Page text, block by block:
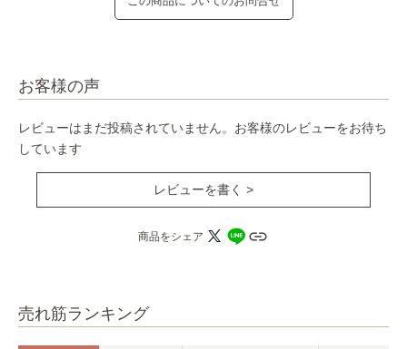
売れ筋ランキング
お客様の声
レビューはまだ投稿されていません。お客様のレビューをお待ち
しています
レビューを書く >
商品をシェア